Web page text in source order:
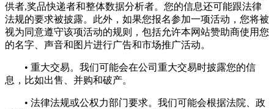
供者,奖品快递者和整体数据分析者。您的信息还可能跟法律
法规的要求被披露。此外，如果您报名参加一项活动，您将被
视为同意遵守该项活动的规则，包括允许本网站赞助商使用您
的名字、声音和图片进行广告和市场推广活动。
• 重大交易。我们可能会在公司重大交易时披露您的信
息，比如出售、并购和破产。
• 法律法规或公权力部门要求。我们可能会根据法院、政